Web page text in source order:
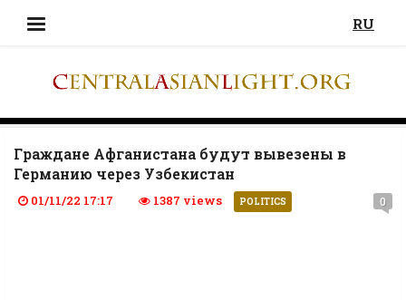
RU
Граждане Афганистана будут вывезены в
Германию через Узбекистан
01/11/22 17:17 1387 views POLITICS 0